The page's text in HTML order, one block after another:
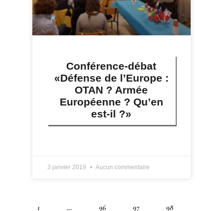
Conférence-débat
«Défense de l’Europe :
OTAN ? Armée
Européenne ? Qu’en
est-il ?»
3 janvier 2019 Aucun commentaire
1 … 96 97
98